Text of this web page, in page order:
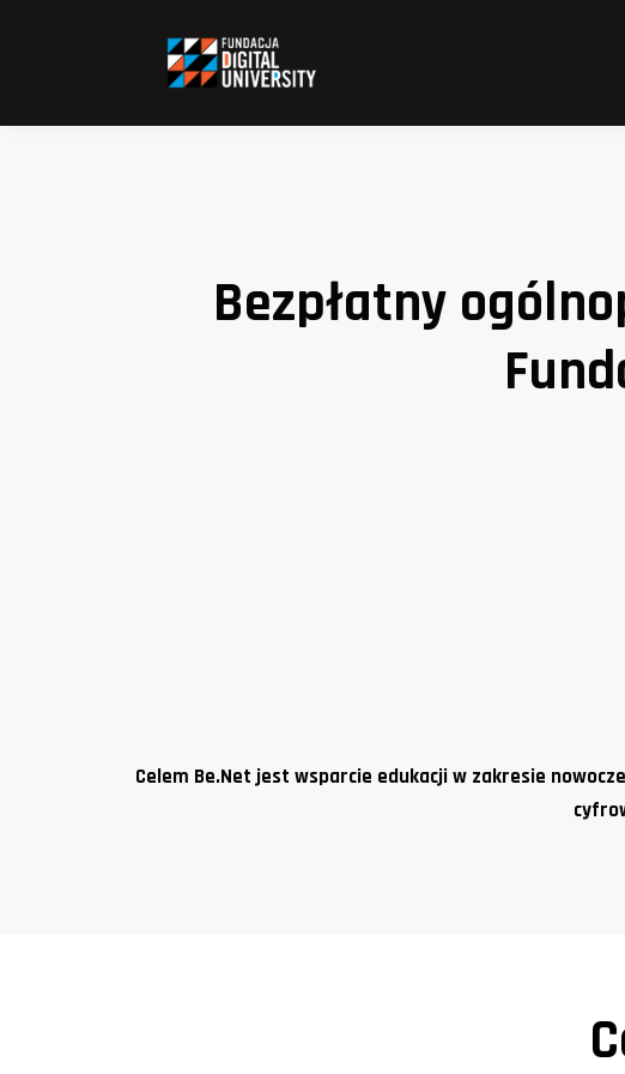
Bezpłatny
Celem Be.Net jest wsparcie edukacji w zakresie